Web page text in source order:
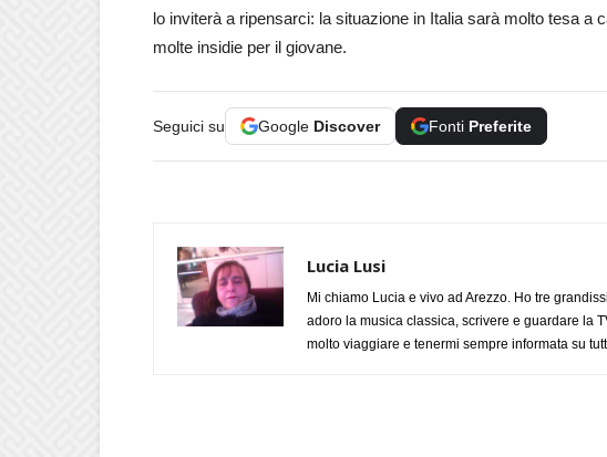
lo inviterà a ripensarci: la situazione in Italia sarà molto tesa a
molte insidie per il giovane.
Seguici su Google Discover Fonti Preferite
Lucia Lusi
Mi chiamo Lucia e vivo ad Arezzo. Ho tre
adoro la musica classica, scrivere e guardare la
molto viaggiare e tenermi sempre informata su